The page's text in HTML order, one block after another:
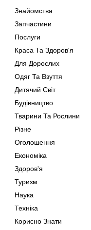
Знайомства
Запчастини
Послуги
Краса Та Здоров'я
Для Дорослих
Одяг Та Взуття
Дитячий Світ
Будівництво
Тварини Та Рослини
Різне
Оголошення
Економіка
Здоров'я
Туризм
Наука
Техніка
Корисно Знати